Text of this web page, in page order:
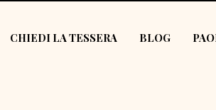
CHIEDI LA TESSERA BLOG